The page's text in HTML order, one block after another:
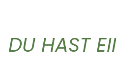
DU HAST